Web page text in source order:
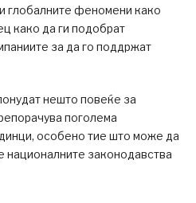
глобалните феномени како
како да ги подобрат
за да го поддржат
нешто повеќе за
поголема
особено тие што може да
националните законодавства